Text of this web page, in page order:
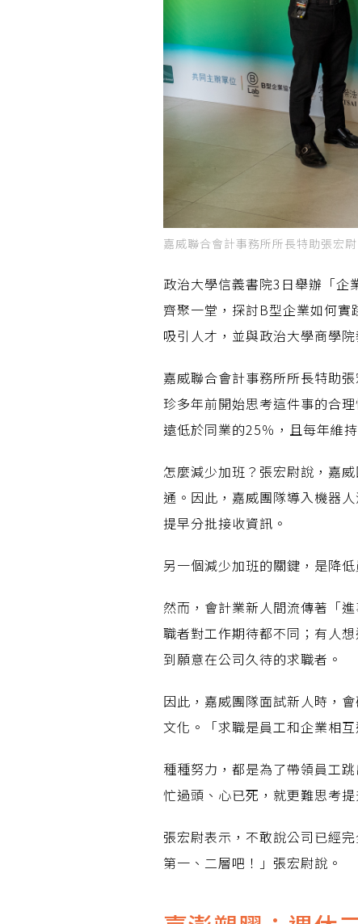
嘉威聯合會計事務所所長特助張宏
政治大學信義書院3日舉辦「
齊聚一堂，探討B型企業如何
吸引人才，並與政治大學商學
嘉威聯合會計事務所所長特助
珍多年前開始思考這件事的合
遠低於同業的25％，且每年維
怎麼減少加班？張宏尉說，嘉
通。因此，嘉威團隊導入機器
提早分批接收資訊。
另一個減少加班的關鍵，是降
然而，會計業新人間流傳著「
職者對工作期待都不同；有人
到願意在公司久待的求職者。
因此，嘉威團隊面試新人時，
文化。「求職是員工和企業相
種種努力，都是為了帶領員工
忙過頭、心已死，就更難思考
張宏尉表示，不敢說公司已經
第一、二層吧！」張宏尉說。